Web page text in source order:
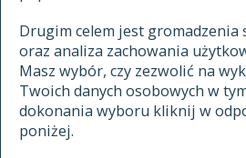
Drugim celem jest gromadzenia
oraz analiza zachowania
Masz wybór, czy zezwolić na
Twoich danych osobowych w
dokonania wyboru kliknij w
poniżej.
materiały archiwalne
cytowanie
kontakt